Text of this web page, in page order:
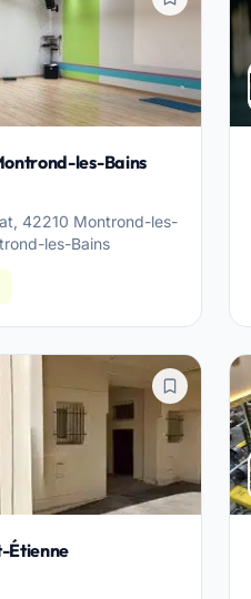
les-Bains
42210 Montrond-les-
les-Bains
Étienne